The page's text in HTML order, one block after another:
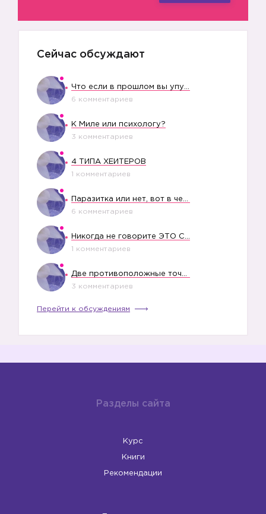
Сейчас обсуждают
6 комментариев
К Миле или психологу?
3 комментариев
4 ТИПА ХЕЙТЕРОВ
1 комментариев
6 комментариев
1 комментариев
3 комментариев
Перейти к обсуждениям
Разделы сайта
Курс
Книги
Рекомендации